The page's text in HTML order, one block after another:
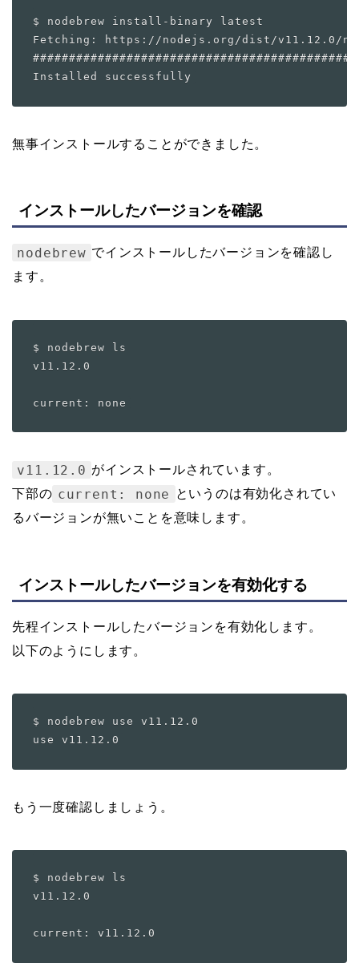
$ nodebrew install-binary latest
Fetching: https://nodejs.org/dist/v11.12.0/
無事インストールすることができました。
インストールしたバージョンを確認
nodebrew でインストールしたバージョンを確認し
ます。
$ nodebrew ls
v11.12.0
v11.12.0 がインストールされています。
下部の current: none
というのは有効化されてい
るバージョンが無いことを意味します。
インストールしたバージョンを有効化する
先程インストールしたバージョンを有効化します。
以下のようにします。
$ nodebrew use v11.12.0
もう一度確認しましょう。
$ nodebrew ls
v11.12.0
current: v11.12.0